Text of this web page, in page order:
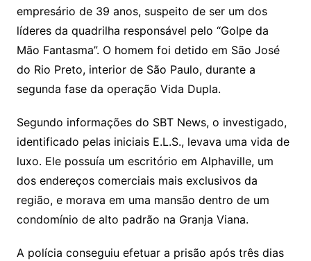
empresário de 39 anos, suspeito de ser um dos
líderes da quadrilha responsável pelo “Golpe da
Mão Fantasma”. O homem foi detido em São José
do Rio Preto, interior de São Paulo, durante a
segunda fase da operação Vida Dupla.
Segundo informações do SBT News, o investigado,
identificado pelas iniciais E.L.S., levava uma vida de
luxo. Ele possuía um escritório em Alphaville, um
dos endereços comerciais mais exclusivos da
região, e morava em uma mansão dentro de um
condomínio de alto padrão na Granja Viana.
A polícia conseguiu efetuar a prisão após três dias